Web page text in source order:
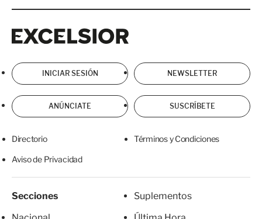
INICIAR SESIÓN NEWSLETTER
ANÚNCIATE SUSCRÍBETE
Directorio Términos y Condiciones
Aviso de Privacidad
Secciones
Suplementos